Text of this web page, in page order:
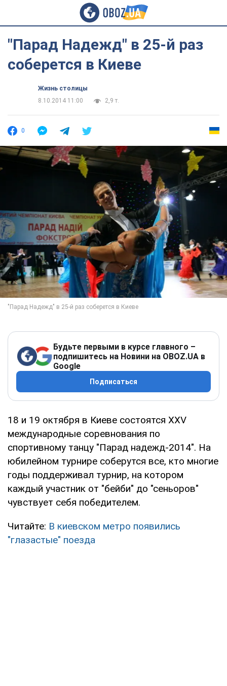
"Парад Надежд" в 25-й раз
соберется в Киеве
Жизнь столицы
8.10.2014 11:00
2,9 т.
0
Будьте первыми в курсе главного –
подпишитесь на Новини на OBOZ.UA в
Google
Подписаться
18 и 19 октября в Киеве состоятся XХV
международные соревнования по
спортивному танцу "Парад надежд-2014". На
юбилейном турнире соберутся все, кто многие
годы поддерживал турнир, на котором
каждый участник от "бейби" до "сеньоров"
чувствует себя победителем.
Читайте: В киевском метро появились
"глазастые" поезда